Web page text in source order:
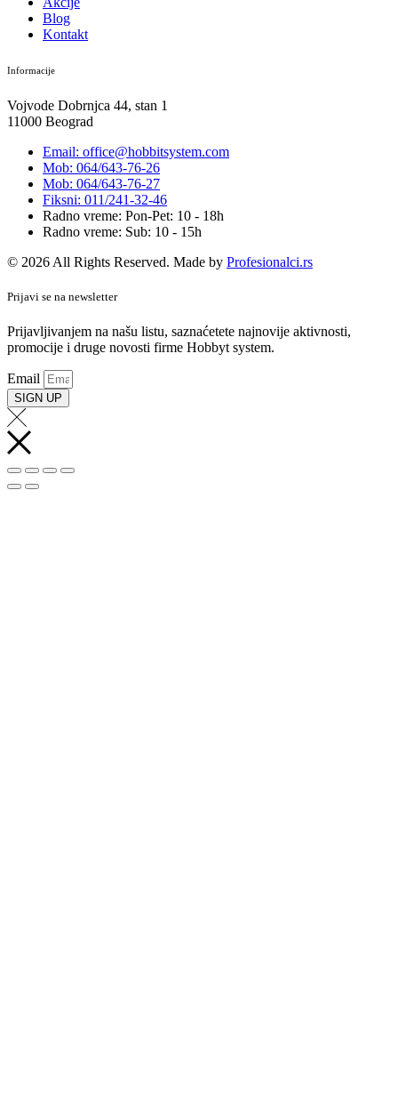
Blog
Kontakt
Informacije
Vojvode Dobrnjca 44, stan 1
11000 Beograd
Email: office@hobbitsystem.com
Mob: 064/643-76-26
Mob: 064/643-76-27
Fiksni: 011/241-32-46
Radno vreme: Pon-Pet: 10 - 18h
Radno vreme: Sub: 10 - 15h
© 2026 All Rights Reserved. Made by Profesionalci.rs
Prijavi se na newsletter
Prijavljivanjem na našu listu, saznaćetete najnovije aktivnosti,
promocije i druge novosti firme Hobbyt system.
Email
SIGN UP